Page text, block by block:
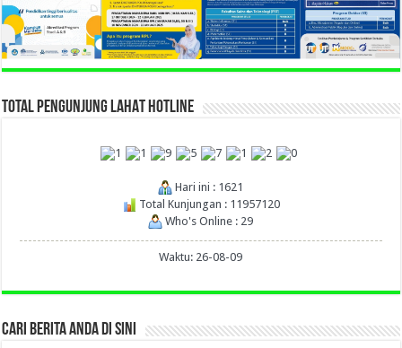
TOTAL PENGUNJUNG LAHAT HOTLINE
Hari ini : 1621
Total Kunjungan : 11957120
Who's Online : 29
Waktu: 26-08-09
CARI BERITA ANDA DI SINI